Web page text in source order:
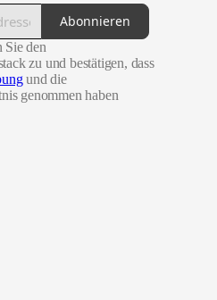
Abonnieren
Sie den
zu und bestätigen, dass
und die
genommen haben